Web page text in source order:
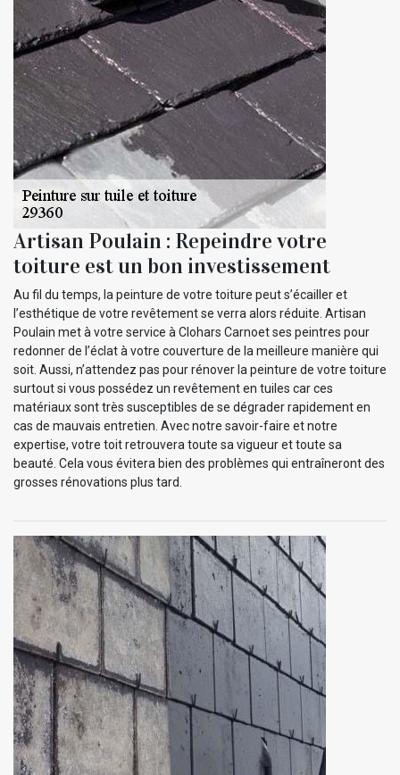
Artisan Poulain : Repeindre votre
toiture est un bon investissement
Au fil du temps, la peinture de votre toiture peut s’écailler et
l’esthétique de votre revêtement se verra alors réduite. Artisan
Poulain met à votre service à Clohars Carnoet ses peintres pour
redonner de l’éclat à votre couverture de la meilleure manière qui
soit. Aussi, n’attendez pas pour rénover la peinture de votre toiture
surtout si vous possédez un revêtement en tuiles car ces
matériaux sont très susceptibles de se dégrader rapidement en
cas de mauvais entretien. Avec notre savoir-faire et notre
expertise, votre toit retrouvera toute sa vigueur et toute sa
beauté. Cela vous évitera bien des problèmes qui entraîneront des
grosses rénovations plus tard.